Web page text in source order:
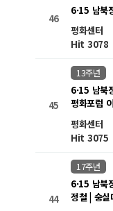
46
6·15 남북
평화센터
Hit
45
13주년
6·15 남북
평화포럼
평화센터
Hit
44
17주년
6·15 남
정철 | 숭